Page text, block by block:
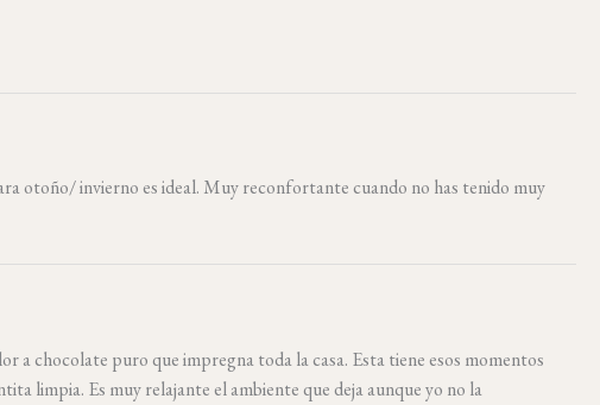
otoño/ invierno es ideal. Muy reconfortante cuando no has tenido muy
a chocolate puro que impregna toda la casa. Esta tiene esos momentos
limpia. Es muy relajante el ambiente que deja aunque yo no la